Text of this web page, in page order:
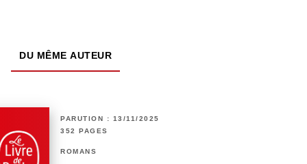
DU MÊME AUTEUR
PARUTION : 13/11/2025
352 PAGES
ROMANS